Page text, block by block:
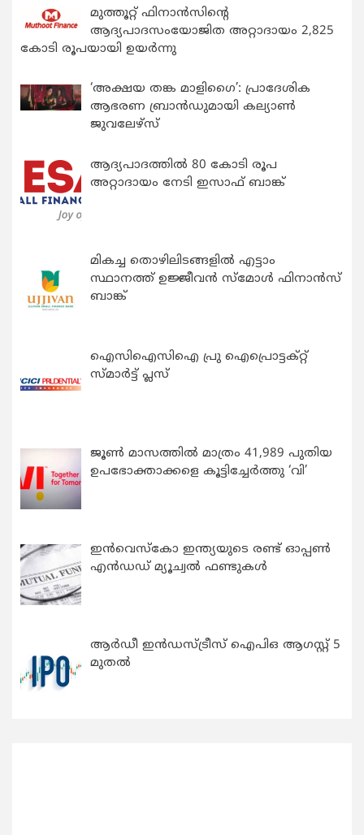
മുത്തൂറ്റ് ഫിനാൻസിന്റെ
ആദ്യപാദസംയോജിത അറ്റാദായം 2,825
കോടി രൂപയായി ഉയർന്നു
‘അക്ഷയ തങ്ക മാളിഗൈ’: പ്രാദേശിക
ആഭരണ ബ്രാന്‍ഡുമായി കല്യാണ്‍
ജുവലേഴ്‌സ്
ആദ്യപാദത്തിൽ 80 കോടി രൂപ
അറ്റാദായം നേടി ഇസാഫ് ബാങ്ക്
മികച്ച തൊഴിലിടങ്ങളിൽ എട്ടാം
സ്ഥാനത്ത് ഉജ്ജീവൻ സ്മോൾ ഫിനാൻസ്
ബാങ്ക്
ഐസിഐസിഐ പ്രു ഐപ്രൊട്ടക്റ്റ്
സ്മാർട്ട് പ്ലസ്
ജൂൺ മാസത്തിൽ മാത്രം 41,989 പുതിയ
ഉപഭോക്താക്കളെ കൂട്ടിച്ചേർത്തു ‘വി’
ഇന്‍വെസ്കോ ഇന്ത്യയുടെ രണ്ട് ഓപ്പണ്‍
എന്‍ഡഡ് മ്യൂച്വല്‍ ഫണ്ടുകള്‍
ആർഡീ ഇൻഡസ്ട്രീസ് ഐപിഒ ആഗസ്റ്റ് 5
മുതൽ